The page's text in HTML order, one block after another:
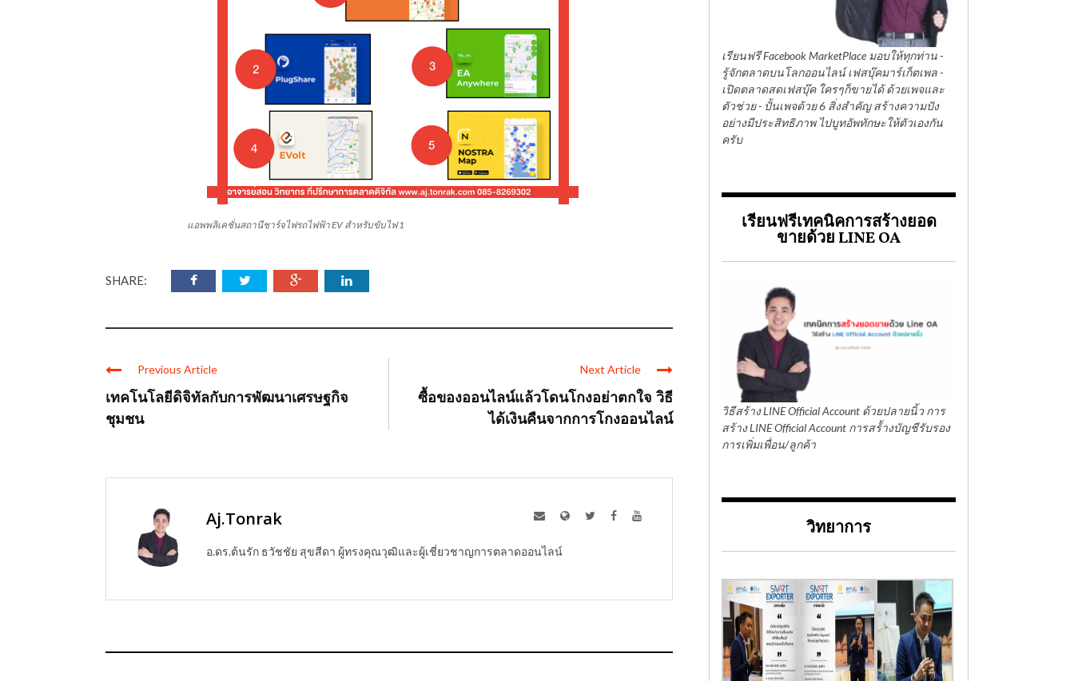
แอพพลิเคชั่นสถานีชาร์จไฟรถไฟฟ้า EV สำหรับขับไฟ 1
SHARE:
Previous Article
เทคโนโลยีดิจิทัลกับการพัฒนาเศรษฐกิจ
ชุมชน
Next Article
ซื้อของออนไลน์แล้วโดนโกงอย่าตกใจ วิธี
ได้เงินคืนจากการโกงออนไลน์
Aj.Tonrak
อ.ดร.ต้นรัก ธวัชชัย สุขสีดา ผู้ทรงคุณวุฒิและผู้เชี่ยวชาญการตลาดออนไลน์
เรียนฟรี Facebook MarketPlace มอบให้ทุกท่าน -
รู้จักตลาดบนโลกออนไลน์ เฟสบุ๊คมาร์เก็ตเพล -
เปิดตลาดสดเฟสบุ๊ค ใครๆก็ขายได้ ด้วยเพจและ
ตัวช่วย - ปั้นเพจด้วย 6 สิ่งสำคัญ สร้างความปัง
อย่างมีประสิทธิภาพ ไปบูทอัพทักษะให้ตัวเองกัน
ครับ
เรียนฟรีเทคนิคการสร้างยอด
ขายด้วย LINE OA
วิธีสร้าง LINE Official Account ด้วยปลายนิ้ว การ
สร้าง LINE Official Account การสร้้างบัญชีรับรอง
การเพิ่มเพื่อน/ลูกค้า
วิทยาการ